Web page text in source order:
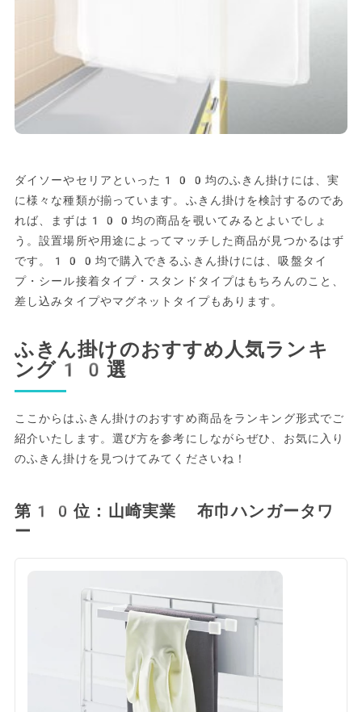
ダイソーやセリアといった100均のふきん掛けには、実
に様々な種類が揃っています。ふきん掛けを検討するのであ
れば、まずは100均の商品を覗いてみるとよいでしょ
う。設置場所や用途によってマッチした商品が見つかるはず
です。100均で購入できるふきん掛けには、吸盤タイ
プ・シール接着タイプ・スタンドタイプはもちろんのこと、
差し込みタイプやマグネットタイプもあります。
ふきん掛けのおすすめ人気ランキ
ング10選
ここからはふきん掛けのおすすめ商品をランキング形式でご
紹介いたします。選び方を参考にしながらぜひ、お気に入り
のふきん掛けを見つけてみてくださいね！
第10位：山崎実業 布巾ハンガータワ
ー